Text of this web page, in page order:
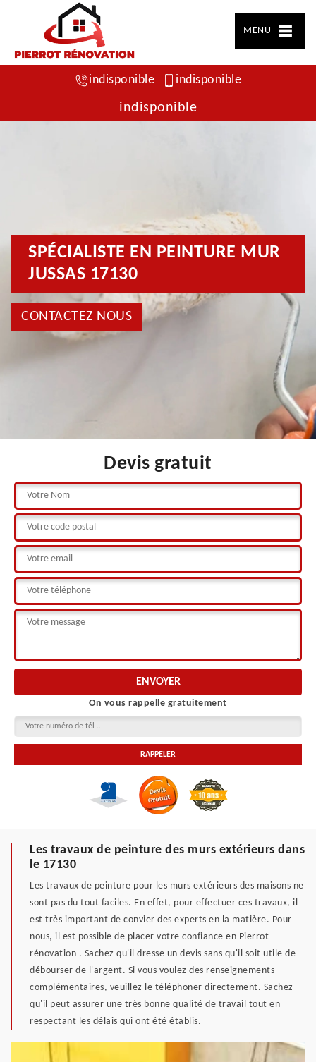
MENU
indisponible indisponible
indisponible
SPÉCIALISTE EN PEINTURE MUR
JUSSAS 17130
CONTACTEZ NOUS
Devis gratuit
On vous rappelle gratuitement
Les travaux de peinture des murs extérieurs dans
le 17130
Les travaux de peinture pour les murs extérieurs des maisons ne
sont pas du tout faciles. En effet, pour effectuer ces travaux, il
est très important de convier des experts en la matière. Pour
nous, il est possible de placer votre confiance en Pierrot
rénovation . Sachez qu'il dresse un devis sans qu'il soit utile de
débourser de l'argent. Si vous voulez des renseignements
complémentaires, veuillez le téléphoner directement. Sachez
qu'il peut assurer une très bonne qualité de travail tout en
respectant les délais qui ont été établis.